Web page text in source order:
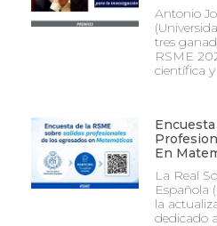
Antonio
tres
RSME
científica y
En
La Real
Española
la
dedicado